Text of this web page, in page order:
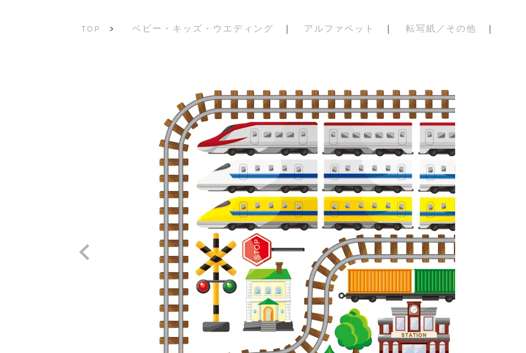
TOP > ベビー・キッズ・ウエディング ｜ アルファベット ｜ 転写紙／その他 ｜